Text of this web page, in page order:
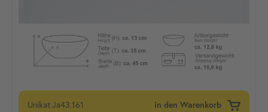
UnikatJa43.161 in den Warenkorb